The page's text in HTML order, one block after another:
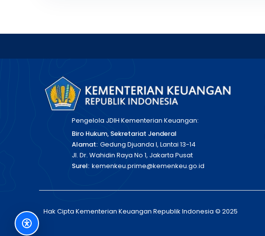
Pengelola JDIH Kementerian Keuangan:
Biro Hukum, Sekretariat Jenderal
Alamat: Gedung Djuanda I, Lantai 13-14
Jl. Dr. Wahidin Raya No 1, Jakarta Pusat
Surel: kemenkeu.prime@kemenkeu.go.id
Hak Cipta Kementerian Keuangan Republik Indonesia © 2025